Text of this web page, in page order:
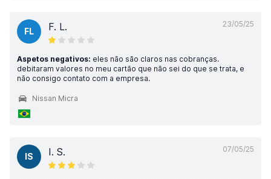
23/05/25
FL F. L.
Aspetos negativos: eles não são claros nas cobranças.
debitaram valores no meu cartão que não sei do que se trata, e
não consigo contato com a empresa.
Nissan Micra
07/05/25
IS I. S.